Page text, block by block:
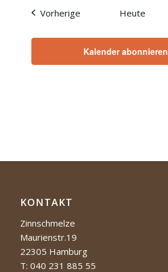
Vorherige Veranstaltungen
Heute
Kalender abonnieren
KONTAKT
Zinnschmelze
Maurienstr.19
22305 Hamburg
T: 040 231 885 55